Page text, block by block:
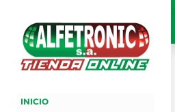
INICIO